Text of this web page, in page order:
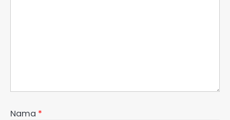
Nama *